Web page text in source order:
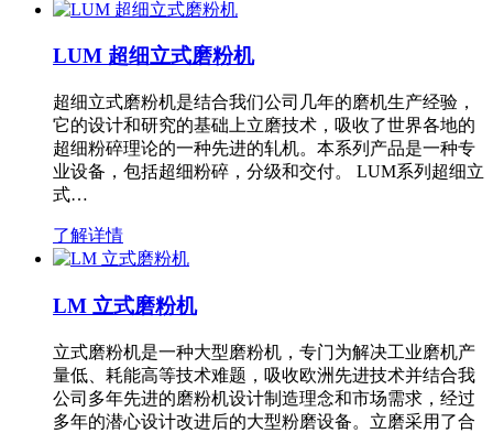
LUM 超细立式磨粉机
超细立式磨粉机是结合我们公司几年的磨机生产经验，
它的设计和研究的基础上立磨技术，吸收了世界各地的
超细粉碎理论的一种先进的轧机。本系列产品是一种专
业设备，包括超细粉碎，分级和交付。 LUM系列超细立
式…
了解详情
LM 立式磨粉机
立式磨粉机是一种大型磨粉机，专门为解决工业磨机产
量低、耗能高等技术难题，吸收欧洲先进技术并结合我
公司多年先进的磨粉机设计制造理念和市场需求，经过
多年的潜心设计改进后的大型粉磨设备。立磨采用了合